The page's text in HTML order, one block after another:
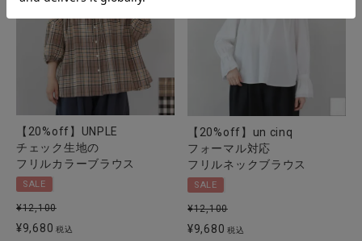
【20%off】UNPLE
チェック生地の
フリルカラーブラウス
SALE
¥12,100
¥9,680 税込
【20%off】un cinq
フォーマル対応
フリルネックブラウス
SALE
¥12,100
¥9,680 税込